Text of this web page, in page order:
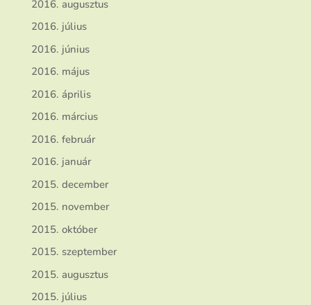
2016. augusztus
2016. július
2016. június
2016. május
2016. április
2016. március
2016. február
2016. január
2015. december
2015. november
2015. október
2015. szeptember
2015. augusztus
2015. július